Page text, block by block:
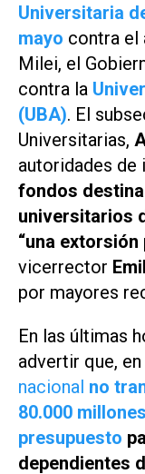
Universitaria
mayo contra el
Milei, el
contra la
(UBA). El
Universitarias,
autoridades de
fondos
universitarios
“una extorsión
vicerrector
por mayores
En las últimas
advertir que,
nacional no
80.000
presupuesto
dependientes